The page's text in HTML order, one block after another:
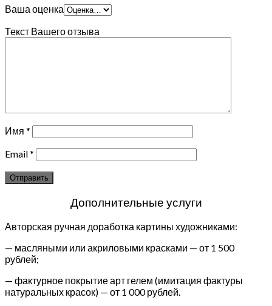
Ваша оценка
Текст Вашего отзыва
Имя *
Email*
Дополнительные услуги
Авторская ручная доработка картины художниками:
— масляными или акриловыми красками — от 1 500
рублей;
— фактурное покрытие арт гелем (имитация фактуры
натуральных красок) — от 1 000 рублей.